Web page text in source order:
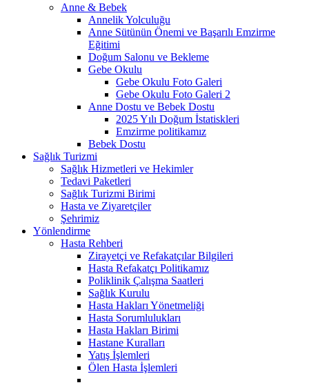
Anne & Bebek
Annelik Yolculuğu
Anne Sütünün Önemi ve Başarılı Emzirme
Eğitimi
Doğum Salonu ve Bekleme
Gebe Okulu
Gebe Okulu Foto Galeri
Gebe Okulu Foto Galeri 2
Anne Dostu ve Bebek Dostu
2025 Yılı Doğum İstatiskleri
Emzirme politikamız
Bebek Dostu
Sağlık Turizmi
Sağlık Hizmetleri ve Hekimler
Tedavi Paketleri
Sağlık Turizmi Birimi
Hasta ve Ziyaretçiler
Şehrimiz
Yönlendirme
Hasta Rehberi
Zirayetçi ve Refakatçılar Bilgileri
Hasta Refakatçı Politikamız
Poliklinik Çalışma Saatleri
Sağlık Kurulu
Hasta Hakları Yönetmeliği
Hasta Sorumlulukları
Hasta Hakları Birimi
Hastane Kuralları
Yatış İşlemleri
Ölen Hasta İşlemleri